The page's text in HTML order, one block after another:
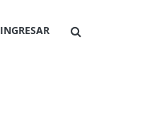
INGRESAR